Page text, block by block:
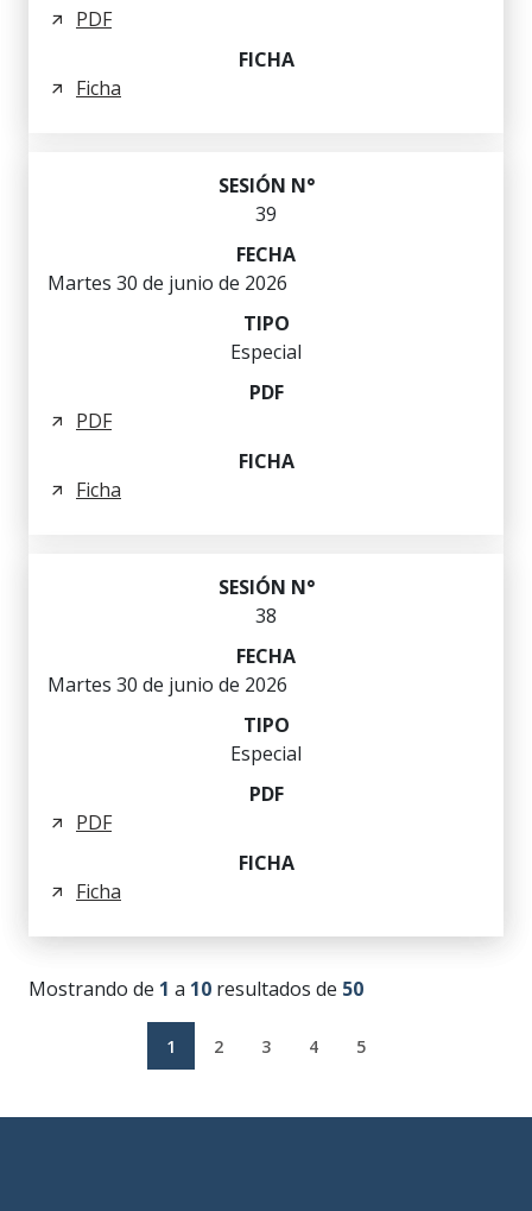
PDF
Ficha
39
Martes 30 de junio de 2026
Especial
PDF
Ficha
38
Martes 30 de junio de 2026
Especial
PDF
Ficha
Mostrando de 1 a 10 resultados de 50
1 2 3 4 5